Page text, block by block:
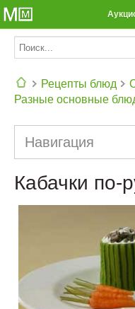
Рецепты блюд
Разные основные
Навигация
Кабачки по-